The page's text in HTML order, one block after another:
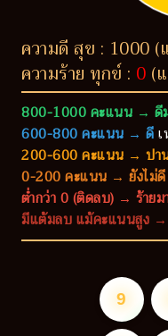
ความดี สุข : 1000
ความร้าย ทุกข์ : 0 (
800-1000 คะแนน → ดี
600-800 คะแนน → ดี
200-600 คะแนน → ปา
0-200 คะแนน → ยังไม่ดี
ต่ำกว่า 0 (ติดลบ) → ร้ายม
มีแต้มลบ แม้คะแนนสูง
9